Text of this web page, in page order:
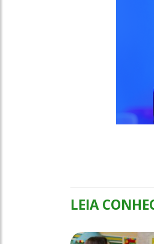
LEIA